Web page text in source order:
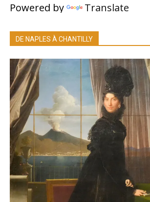
Powered by Translate
DE NAPLES À CHANTILLY